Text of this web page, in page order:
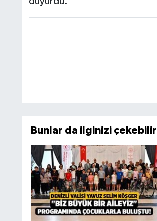
Bunlar da ilginizi çekebilir